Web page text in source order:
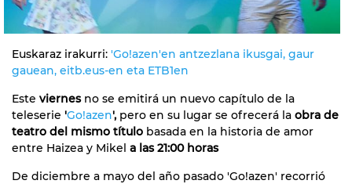
Euskaraz irakurri: 'Go!azen'en antzezlana ikusgai, gaur
gauean, eitb.eus-en eta ETB1en
Este viernes no se emitirá un nuevo capítulo de la
teleserie 'Go!azen', pero en su lugar se ofrecerá la obra de
teatro del mismo título basada en la historia de amor
entre Haizea y Mikel a las 21:00 horas
De diciembre a mayo del año pasado 'Go!azen' recorrió